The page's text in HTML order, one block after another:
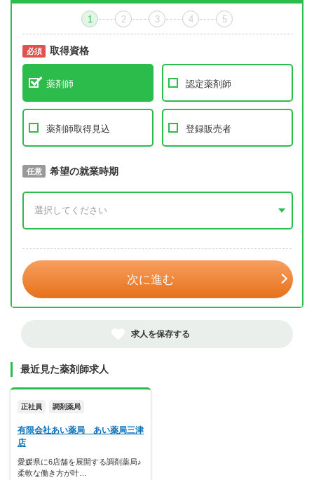
1 2 3 4 5
必須 取得資格
薬剤師 認定薬剤師
薬剤師取得見込 登録販売者
必須 取得予定年
任意 希望の就業時期
次に進む
求人を保存する
最近見た薬剤師求人
正社員 調剤薬局
有限会社あい薬局 あい薬局三津
店
愛媛県に6店舗を展開する調剤薬局♪
柔軟な働き方が叶…